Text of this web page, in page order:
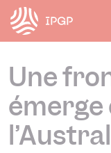
Une
émerge
Panneau de gestion